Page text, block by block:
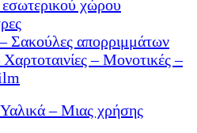
χώρου
Σακούλες απορριμμάτων
Χαρτοταινίες – Μονοτικές –
– Μιας χρήσης